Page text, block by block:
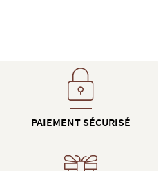
PAIEMENT SÉCURISÉ